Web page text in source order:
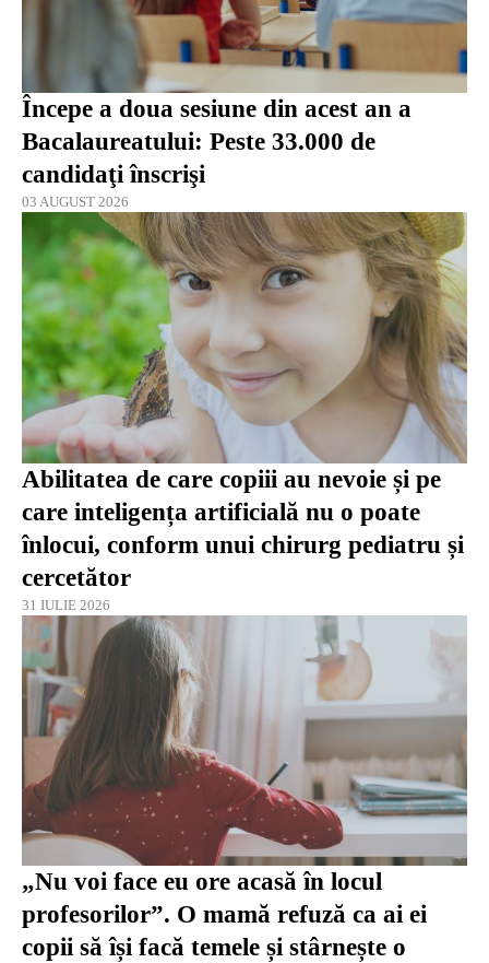
Începe a doua sesiune din acest an a
Bacalaureatului: Peste 33.000 de
candidaţi înscrişi
03 AUGUST 2026
Abilitatea de care copiii au nevoie și pe
care inteligența artificială nu o poate
înlocui, conform unui chirurg pediatru și
cercetător
31 IULIE 2026
„Nu voi face eu ore acasă în locul
profesorilor”. O mamă refuză ca ai ei
copii să își facă temele și stârnește o